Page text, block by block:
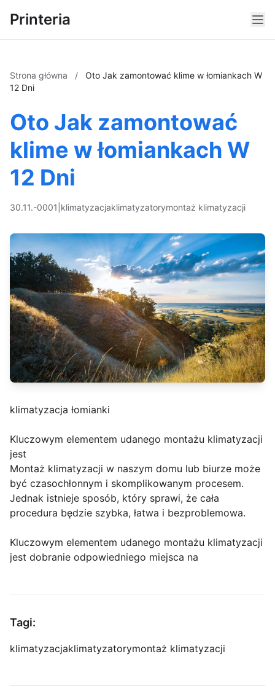
Printeria
Strona główna /
Oto Jak zamontować klime w łomiankach W
12 Dni
Oto Jak zamontować
klime w łomiankach W
12 Dni
30.11.-0001 klimatyzacjaklimatyzatorymontaż klimatyzacji
klimatyzacja łomianki
Kluczowym elementem udanego montażu klimatyzacji
jest
Montaż klimatyzacji w naszym domu lub biurze może
być czasochłonnym i skomplikowanym procesem.
Jednak istnieje sposób, który sprawi, że cała
procedura będzie szybka, łatwa i bezproblemowa.
Kluczowym elementem udanego montażu klimatyzacji
jest dobranie odpowiedniego miejsca na
Tagi:
klimatyzacjaklimatyzatorymontaż klimatyzacji